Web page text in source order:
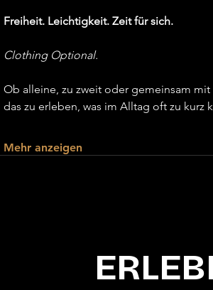
Freiheit. Leichtigkeit. Zeit für sich.
Clothing Optional.
Ob alleine, zu zweit oder gemeinsam
das zu erleben, was im Alltag oft zu kurz
Mehr anzeigen